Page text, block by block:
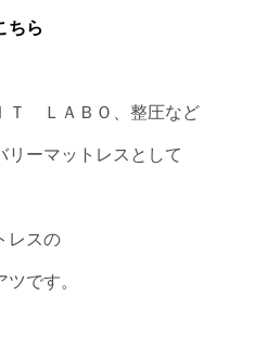
ちら
Ｔ ＬＡＢＯ、整圧など
リーマットレスとして
レスの
です。